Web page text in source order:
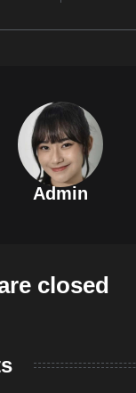
Admin
closed